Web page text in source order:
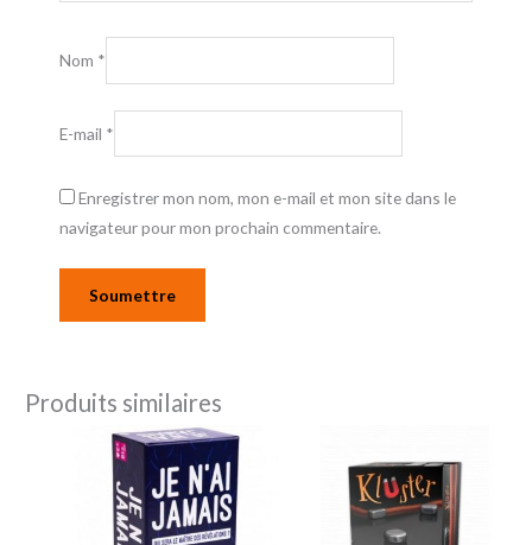
Nom *
E-mail *
Enregistrer mon nom, mon e-mail et mon site dans le
navigateur pour mon prochain commentaire.
Produits similaires